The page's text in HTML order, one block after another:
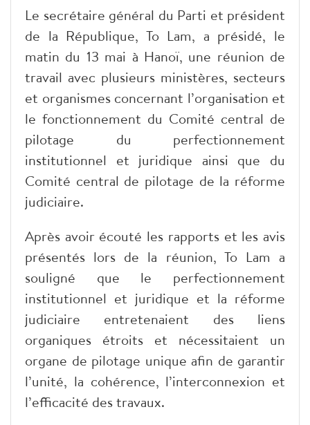
Le secrétaire général du Parti et président
de la République, To Lam, a présidé, le
matin du 13 mai à Hanoï, une réunion de
travail avec plusieurs ministères, secteurs
et organismes concernant l’organisation et
le fonctionnement du Comité central de
pilotage du perfectionnement
institutionnel et juridique ainsi que du
Comité central de pilotage de la réforme
judiciaire.
Après avoir écouté les rapports et les avis
présentés lors de la réunion, To Lam a
souligné que le perfectionnement
institutionnel et juridique et la réforme
judiciaire entretenaient des liens
organiques étroits et nécessitaient un
organe de pilotage unique afin de garantir
l’unité, la cohérence, l’interconnexion et
l’efficacité des travaux.